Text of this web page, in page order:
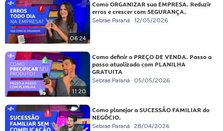
06:24
Como ORGANIZAR sua EMPRESA. Reduzir
erros e crescer com SEGURANÇA.
Sebrae Paraná 12/05/2026
11:20
Como definir o PREÇO DE VENDA. Passo a
passo atualizado com PLANILHA
GRATUITA
Sebrae Paraná 05/05/2026
Como planejar a SUCESSÃO FAMILIAR do
NEGÓCIO.
Sebrae Paraná 28/04/2026